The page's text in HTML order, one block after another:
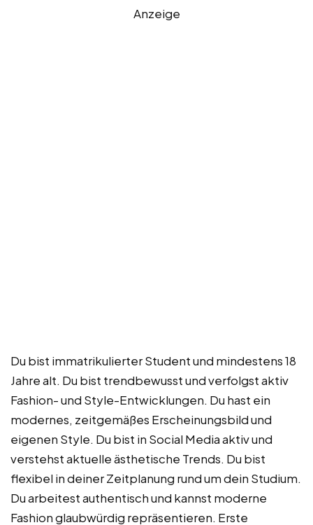
Anzeige
Du bist immatrikulierter Student und mindestens 18
Jahre alt. Du bist trendbewusst und verfolgst aktiv
Fashion- und Style-Entwicklungen. Du hast ein
modernes, zeitgemäßes Erscheinungsbild und
eigenen Style. Du bist in Social Media aktiv und
verstehst aktuelle ästhetische Trends. Du bist
flexibel in deiner Zeitplanung rund um dein Studium.
Du arbeitest authentisch und kannst moderne
Fashion glaubwürdig repräsentieren. Erste